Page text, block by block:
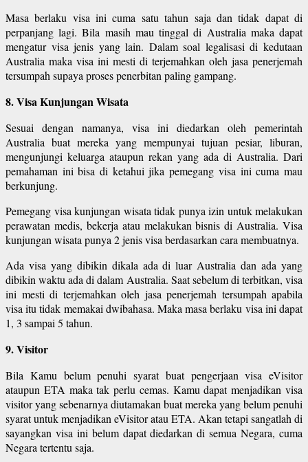
Masa berlaku visa ini cuma satu tahun saja dan tidak dapat di
perpanjang lagi. Bila masih mau tinggal di Australia maka dapat
mengatur visa jenis yang lain. Dalam soal legalisasi di kedutaan
Australia maka visa ini mesti di terjemahkan oleh jasa penerjemah
tersumpah supaya proses penerbitan paling gampang.
8. Visa Kunjungan Wisata
Sesuai dengan namanya, visa ini diedarkan oleh pemerintah
Australia buat mereka yang mempunyai tujuan pesiar, liburan,
mengunjungi keluarga ataupun rekan yang ada di Australia. Dari
pemahaman ini bisa di ketahui jika pemegang visa ini cuma mau
berkunjung.
Pemegang visa kunjungan wisata tidak punya izin untuk melakukan
perawatan medis, bekerja atau melakukan bisnis di Australia. Visa
kunjungan wisata punya 2 jenis visa berdasarkan cara membuatnya.
Ada visa yang dibikin dikala ada di luar Australia dan ada yang
dibikin waktu ada di dalam Australia. Saat sebelum di terbitkan, visa
ini mesti di terjemahkan oleh jasa penerjemah tersumpah apabila
visa itu tidak memakai dwibahasa. Maka masa berlaku visa ini dapat
1, 3 sampai 5 tahun.
9. Visitor
Bila Kamu belum penuhi syarat buat pengerjaan visa eVisitor
ataupun ETA maka tak perlu cemas. Kamu dapat menjadikan visa
visitor yang sebenarnya diutamakan buat mereka yang belum penuhi
syarat untuk menjadikan eVisitor atau ETA. Akan tetapi sangatlah di
sayangkan visa ini belum dapat diedarkan di semua Negara, cuma
Negara tertentu saja.